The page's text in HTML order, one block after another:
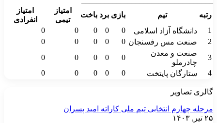
رتبه
تیم بازی برد باخت
امتیاز
تیمی
امتیاز
انفرادی
1
دانشگاه آزاد اسلامی 0
0
0
0
0
2
صنعت مس رفسنجان 0
0
0
0
0
3
صنعت و معدن
چادرملو
0
0
0
0
0
4
ستارگان پایتخت 0
0
0
0
0
گالری تصاویر
مرحله چهارم انتخابی تیم ملی کاراته امید پسران
۲۵ تیر, ۱۴۰۳